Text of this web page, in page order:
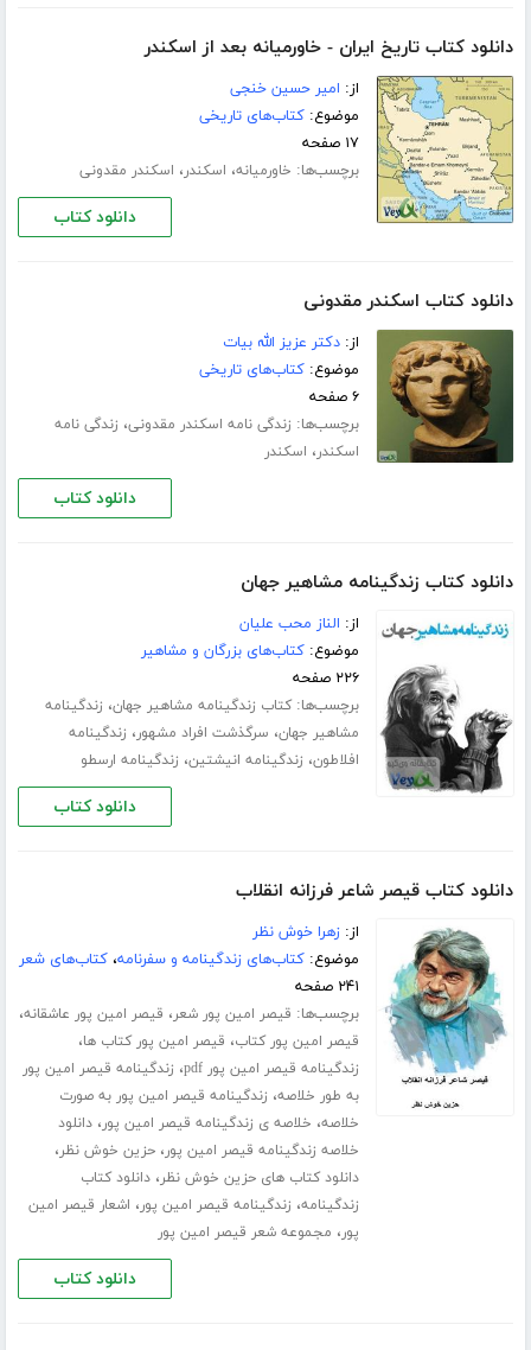
دانلود کتاب تاریخ ایران - خاورمیانه بعد از اسکندر
از: امیر حسین خنجی
موضوع:کتاب‌های تاریخی
۱۷ صفحه
برچسب‌ها: خاورمیانه، اسکندر، اسکندر مقدونی
دانلود کتاب
دانلود کتاب اسکندر مقدونی
از:دکتر عزیز الله بیات
موضوع:کتاب‌های تاریخی
۶ صفحه
برچسب‌ها: زندگی نامه اسکندر مقدونی، زندگی نامه
اسکندر، اسکندر
دانلود کتاب
دانلود کتاب زندگینامه مشاهیر جهان
از: الناز محب علیان
موضوع:کتاب‌های بزرگان و مشاهیر
۲۲۶ صفحه
برچسب‌ها:کتاب زندگینامه مشاهیر جهان، زندگینامه
مشاهیر جهان، سرگذشت افراد مشهور، زندگینامه
افلاطون، زندگینامه انیشتین، زندگینامه ارسطو
دانلود کتاب
دانلود کتاب قیصر شاعر فرزانه انقلاب
از:زهرا خوش نظر
موضوع:کتاب‌های زندگینامه و سفرنامه،کتاب‌های شعر
۲۴۱ صفحه
برچسب‌ها: قیصر امین پور شعر، قیصر امین پور عاشقانه،
قیصر امین پور کتاب، قیصر امین پور کتاب ها،
زندگینامه قیصر امین پور pdf ، زندگینامه قیصر امین پور
به طور خلاصه، زندگینامه قیصر امین پور به صورت
خلاصه، خلاصه ی زندگینامه قیصر امین پور،دانلود
خلاصه زندگینامه قیصر امین پور،حزین خوش نظر،
دانلود کتاب های حزین خوش نظر،دانلود کتاب
زندگینامه، زندگینامه قیصر امین پور، اشعار قیصر امین
پور، مجموعه شعر قیصر امین پور
دانلود کتاب